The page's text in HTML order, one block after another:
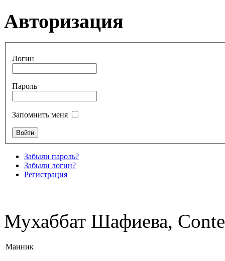
Авторизация
Логин
Пароль
Запомнить меня
Забыли пароль?
Забыли логин?
Регистрация
Мухаббат Шафиева,
Манник